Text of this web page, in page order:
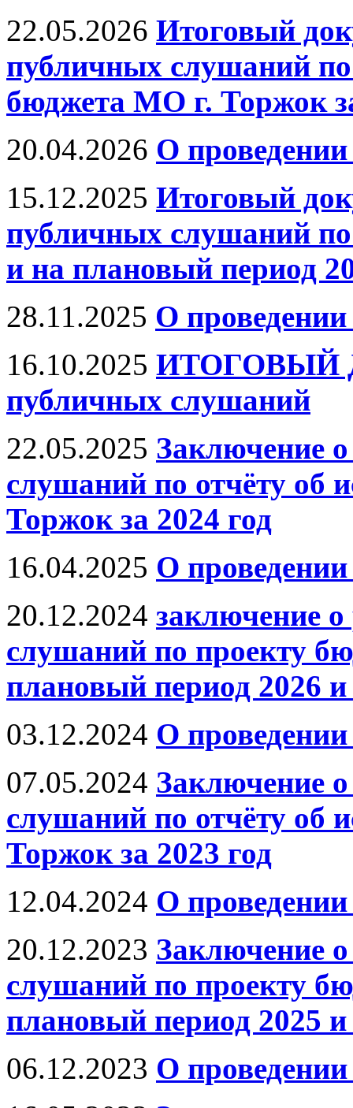
22.05.2026 Итоговый
публичных слушаний по
бюджета МО г. Торжок
20.04.2026 О
15.12.2025 Итоговый
публичных слушаний по
и на плановый период
28.11.2025 О
16.10.2025 ИТОГОВЫЙ
публичных слушаний
22.05.2025 Заключение
слушаний по отчёту об
Торжок за 2024 год
16.04.2025 О
20.12.2024 заключение
слушаний по проекту
плановый период 2026 и
03.12.2024 О
07.05.2024 Заключение
слушаний по отчёту об
Торжок за 2023 год
12.04.2024 О
20.12.2023 Заключение
слушаний по проекту
плановый период 2025 и
06.12.2023 О